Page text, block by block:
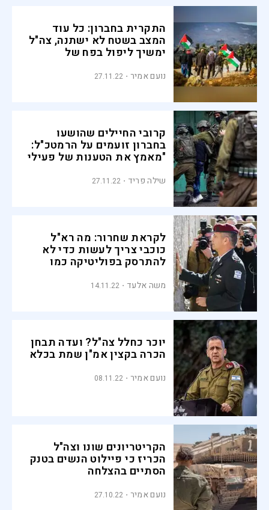
התקרית בחברון: כל עוד
המצב בשטח לא ישתנה, צה"ל
ימשיך ליפול בפח של
נועם אמיר 27.11.22
קרובי החיילים שהושעו
בחברון זועמים על הרמטכ"ל:
"מאמץ את הטענות של פעילי
שילה פריד 27.11.22
לקראת שחרור: מה רא"ל
כוכבי צריך לעשות כדי לא
להתרסק בפוליטיקה כמו
משה אלעד 14.11.22
יוכר כחלל צה"ל? ועדה תבחן
הכרה בקצין אמ"ן שמת בכלא
נועם אמיר 08.11.22
הקריטריונים שונו וצה"ל
הכריז כי פיילוט הנשים בטנק
הסתיים בהצלחה
נועם אמיר 27.10.22